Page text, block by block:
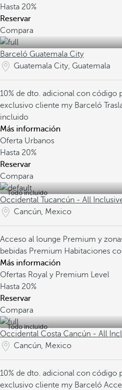
Hasta 20%
Reservar
Compara
Barceló Guatemala City
Guatemala City, Guatemala
10% de dto. adicional con código
exclusivo cliente my Barceló
incluido
Más información
Oferta Urbanos
Hasta 20%
Reservar
Compara
Todo incluido
Occidental Tucancún - All
Cancún, Mexico
Acceso al lounge Premium y
bebidas Premium Habitaciones
Más información
Ofertas Royal y Premium Level
Hasta 20%
Reservar
Compara
Todo incluido
Occidental Costa Cancún - All
Cancún, Mexico
10% de dto. adicional con código
exclusivo cliente my Barceló